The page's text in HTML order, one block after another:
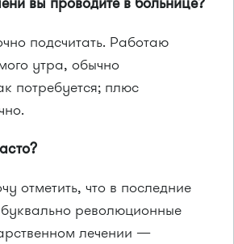
подсчитать. Работаю
утра, обычно
потребуется; плюс
отметить, что в последние
революционные
лечении —